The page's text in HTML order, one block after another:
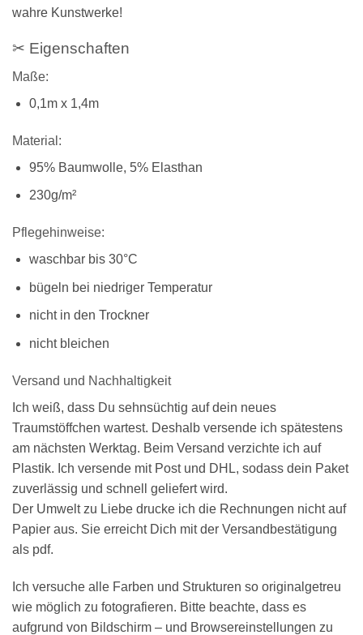
wahre Kunstwerke!
✂ Eigenschaften
Maße:
0,1m x 1,4m
Material:
95% Baumwolle, 5% Elasthan
230g/m²
Pflegehinweise:
waschbar bis 30°C
bügeln bei niedriger Temperatur
nicht in den Trockner
nicht bleichen
Versand und Nachhaltigkeit
Ich weiß, dass Du sehnsüchtig auf dein neues
Traumstöffchen wartest. Deshalb versende ich spätestens
am nächsten Werktag. Beim Versand verzichte ich auf
Plastik. Ich versende mit Post und DHL, sodass dein Paket
zuverlässig und schnell geliefert wird.
Der Umwelt zu Liebe drucke ich die Rechnungen nicht auf
Papier aus. Sie erreicht Dich mit der Versandbestätigung
als pdf.
Ich versuche alle Farben und Strukturen so originalgetreu
wie möglich zu fotografieren. Bitte beachte, dass es
aufgrund von Bildschirm – und Browsereinstellungen zu